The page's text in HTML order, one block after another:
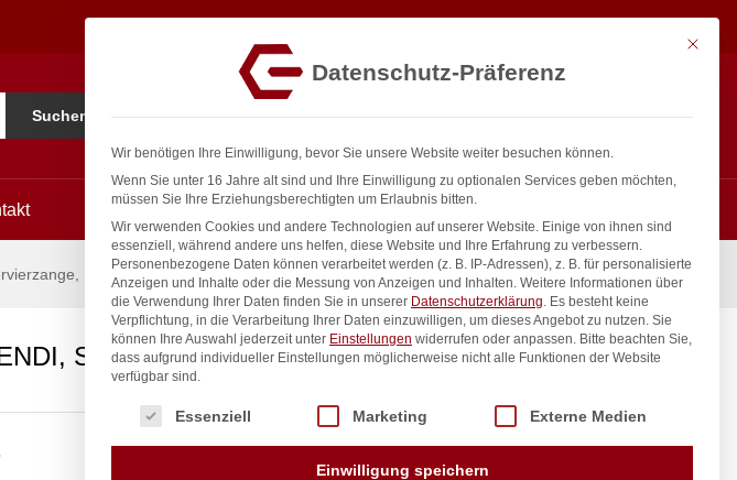
Suchen
HENDI, Schwarz, (L)445mm
Schwarz, (L)445mm
inkl. / exkl. MwSt.
7,18€ exkl. MwSt. In den Warenkorb
Mit
Datenschutz-Präferenz
Wir benötigen Ihre Einwilligung, bevor Sie unsere Website weiter besuchen können.
Wenn Sie unter 16 Jahre alt sind und Ihre Einwilligung zu optionalen Services geben möchten,
müssen Sie Ihre Erziehungsberechtigten um Erlaubnis bitten.
Wir verwenden Cookies und andere Technologien auf unserer Website. Einige von ihnen sind
essenziell, während andere uns helfen, diese Website und Ihre Erfahrung zu verbessern.
Personenbezogene Daten können verarbeitet werden (z. B. IP-Adressen), z. B. für personalisierte
Anzeigen und Inhalte oder die Messung von Anzeigen und Inhalten. Weitere Informationen über
die Verwendung Ihrer Daten finden Sie in unserer Datenschutzerklärung. Es besteht keine
Verpflichtung, in die Verarbeitung Ihrer Daten einzuwilligen, um dieses Angebot zu nutzen. Sie
können Ihre Auswahl jederzeit unter Einstellungen widerrufen oder anpassen. Bitte beachten Sie,
dass aufgrund individueller Einstellungen möglicherweise nicht alle Funktionen der Website
verfügbar sind.
Es folgt eine Liste der Service-Gruppen, für die eine Einwilligung erteilt werden kann.
Essenziell Marketing Externe Medien
Einwilligung speichern